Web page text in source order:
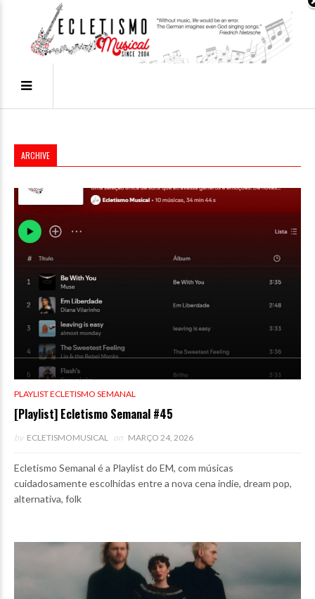
ARCHIVE
PLAYLIST ECLETISMO SEMANAL
[Playlist] Ecletismo Semanal #45
by ECLETISMOMUSICAL on MARÇO 24, 2026
Ecletismo Semanal é a Playlist do EM, com músicas
cuidadosamente escolhidas entre a nova cena indie, dream pop,
alternativa, folk